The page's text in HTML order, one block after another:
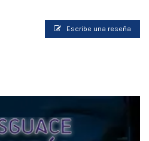
Escribe una reseña